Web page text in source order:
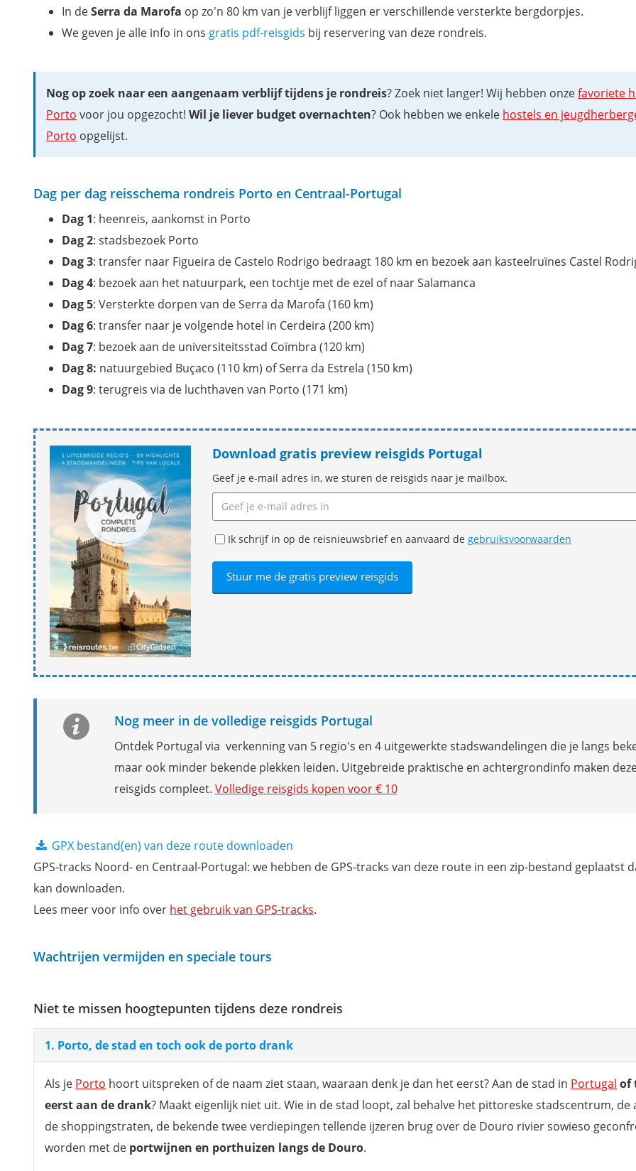
In deSerra da Marofa op zo'n 80 km van je verblijf liggen er verschillende versterkte bergdorpjes.
We geven je alle info in ons gratis pdf-reisgids bij reservering van deze rondreis.
Nog op zoek naar een aangenaam verblijf tijdens je rondreis? Zoek niet langer! Wij hebben onzefavoriete
Porto voor jou opgezocht! Wil je liever budget overnachten? Ook hebben we enkele hostels en
Porto opgelijst.
Dag per dag reisschema rondreis Porto en Centraal-Portugal
Dag 1: heenreis, aankomst in Porto
Dag 2: stadsbezoek Porto
Dag 3: transfer naar Figueira de Castelo Rodrigo bedraagt 180 km en bezoek aan kasteelruïnes Castel
Dag 4: bezoek aan het natuurpark, een tochtje met de ezel of naar Salamanca
Dag 5: Versterkte dorpen van de Serra da Marofa (160 km)
Dag 6: transfer naar je volgende hotel in Cerdeira (200 km)
Dag 7: bezoek aan de universiteitsstad Coïmbra (120 km)
Dag 8: natuurgebied Buçaco (110 km) of Serra da Estrela (150 km)
Dag 9: terugreis via de luchthaven van Porto (171 km)
Download gratis preview reisgids Portugal
Geef je e-mail adres in, we sturen de reisgids naar je mailbox.
Ik schrijf in op de reisnieuwsbrief en aanvaard de gebruiksvoorwaarden
Nog meer in de volledige reisgids Portugal
Ontdek Portugal via verkenning van 5 regio's en 4 uitgewerkte stadswandelingen die je langs
maar ook minder bekende plekken leiden. Uitgebreide praktische en achtergrondinfo maken
reisgids compleet. Volledige reisgids kopen voor € 10
GPX bestand(en) van deze route downloaden
GPS-tracks Noord- en Centraal-Portugal: we hebben de GPS-tracks van deze route in een zip-bestand geplaatst
kan downloaden.
Lees meer voor info over het gebruik van GPS-tracks.
Wachtrijen vermijden en speciale tours
Niet te missen hoogtepunten tijdens deze rondreis
1. Porto, de stad en toch ook de porto drank
Als je Porto hoort uitspreken of de naam ziet staan, waaraan denk je dan het eerst? Aan de stad in Portugal of
eerst aan de drank? Maakt eigenlijk niet uit. Wie in de stad loopt, zal behalve het pittoreske stadscentrum, de
de shoppingstraten, de bekende twee verdiepingen tellende ijzeren brug over de Douro rivier sowieso
worden met de portwijnen en porthuizen langs de Douro.